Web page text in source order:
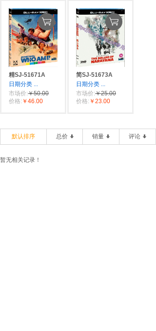
精SJ-51671A
日期分类 ...
市场价:￥50.00
价格: ￥46.00
简SJ-51673A
日期分类 ...
市场价:￥25.00
价格: ￥23.00
默认排序 总价 销量 评论
暂无相关记录！